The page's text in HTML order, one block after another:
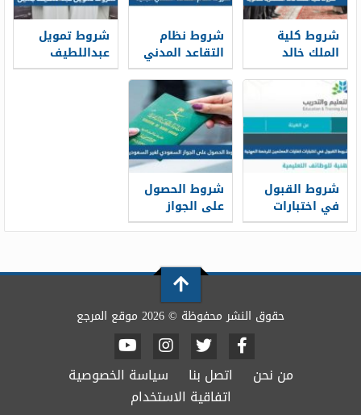
شروط كلية
الملك خالد
العسكرية
للثانوية 1448
شروط نظام
التقاعد المدني
الجديد 1448
شروط تمويل
عبداللطيف
جميل 1448
شروط القبول
في اختبارات
كفايات
1448
شروط الحصول
على الجواز
السعودي لغير
حقوق النشر محفوظة © 2026 موقع المرجع
من نحن اتصل بنا
سياسة الخصوصية
اتفاقية الاستخدام